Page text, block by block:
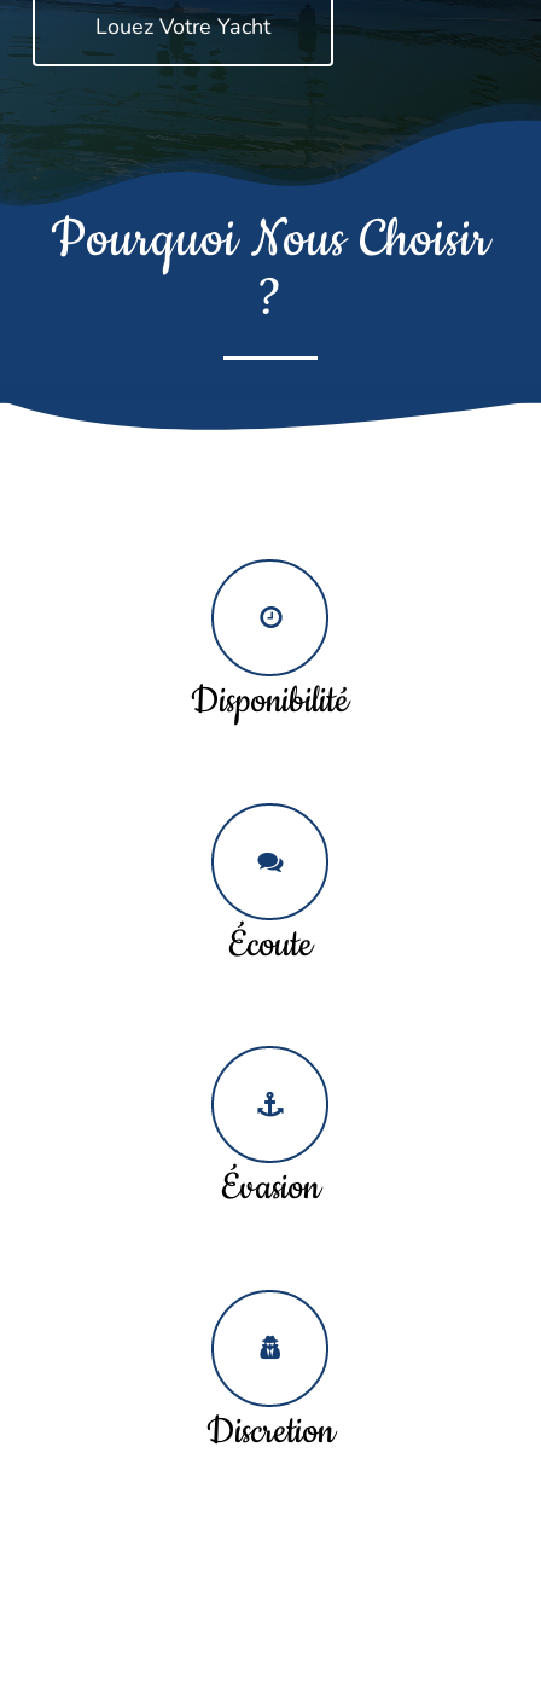
Louez Votre Yacht
Pourquoi Nous Choisir
?
Disponibilité
Écoute
Évasion
Discretion